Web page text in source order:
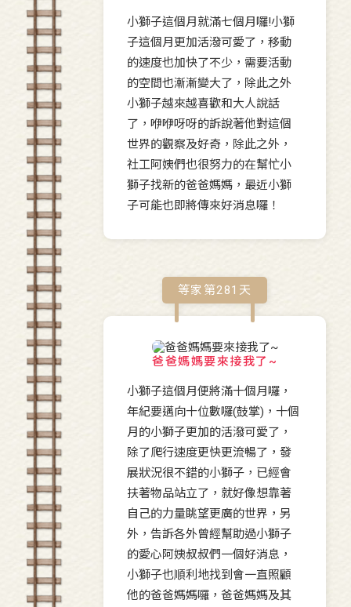
小獅子這個月就滿七個月囉!小獅
子這個月更加活潑可愛了，移動
的速度也加快了不少，需要活動
的空間也漸漸變大了，除此之外
小獅子越來越喜歡和大人說話
了，咿咿呀呀的訴說著他對這個
世界的觀察及好奇，除此之外，
社工阿姨們也很努力的在幫忙小
獅子找新的爸爸媽媽，最近小獅
子可能也即將傳來好消息囉！
等家第281 天
爸爸媽媽要來接我了~
小獅子這個月便將滿十個月囉，
年紀要邁向十位數囉(鼓掌)，十個
月的小獅子更加的活潑可愛了，
除了爬行速度更快更流暢了，發
展狀況很不錯的小獅子，已經會
扶著物品站立了，就好像想靠著
自己的力量眺望更廣的世界，另
外，告訴各外曾經幫助過小獅子
的愛心阿姨叔叔們一個好消息，
小獅子也順利地找到會一直照顧
他的爸爸媽媽囉，爸爸媽媽及其